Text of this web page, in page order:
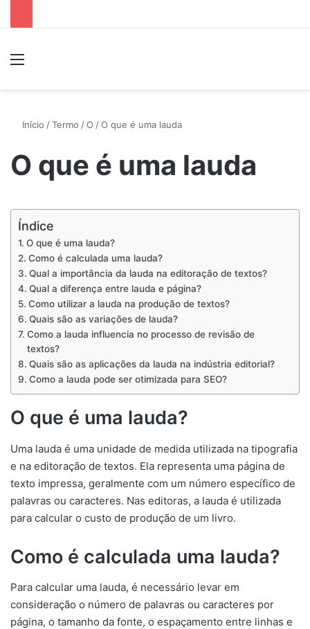
Início /Termo /O /O que é uma lauda
O que é uma lauda
Índice
O que é uma lauda?
Como é calculada uma lauda?
Qual a importância da lauda na editoração de textos?
Qual a diferença entre lauda e página?
Como utilizar a lauda na produção de textos?
Quais são as variações de lauda?
Como a lauda influencia no processo de revisão de
textos?
Quais são as aplicações da lauda na indústria editorial?
Como a lauda pode ser otimizada para SEO?
O que é uma lauda?
Uma lauda é uma unidade de medida utilizada na tipografia
e na editoração de textos. Ela representa uma página de
texto impressa, geralmente com um número específico de
palavras ou caracteres. Nas editoras, a lauda é utilizada
para calcular o custo de produção de um livro.
Como é calculada uma lauda?
Para calcular uma lauda, é necessário levar em
consideração o número de palavras ou caracteres por
página, o tamanho da fonte, o espaçamento entre linhas e